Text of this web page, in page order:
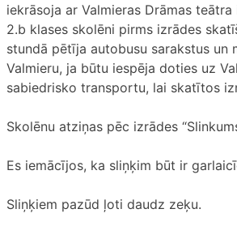
iekrāsoja ar Valmieras Drāmas teātra
2.b klases skolēni pirms izrādes
stundā pētīja autobusu sarakstus un
Valmieru, ja būtu iespēja doties uz
sabiedrisko transportu, lai skatītos
Skolēnu atziņas pēc izrādes
Es iemācījos, ka sliņķim būt ir
Sliņķiem pazūd ļoti daudz zeķu.